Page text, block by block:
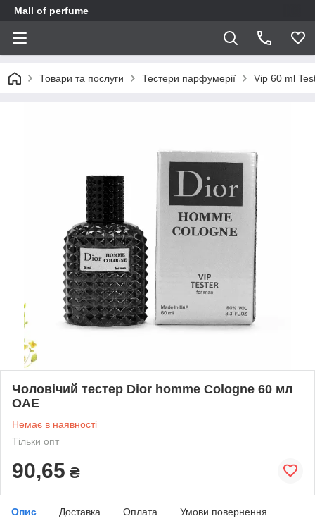
Mall of perfume
Товари та послуги Тестери парфумерії Vip 60 ml
Чоловічий тестер Dior homme Cologne 60 мл
ОАЕ
Немає в наявності
Тільки опт
90,65 ₴
Опис Доставка Оплата Умови повернення